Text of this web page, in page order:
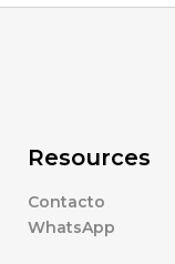
Resources
Contacto
WhatsApp